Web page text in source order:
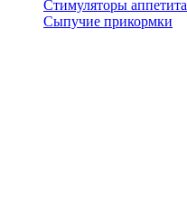
Стимуляторы аппетита
Сыпучие прикормки